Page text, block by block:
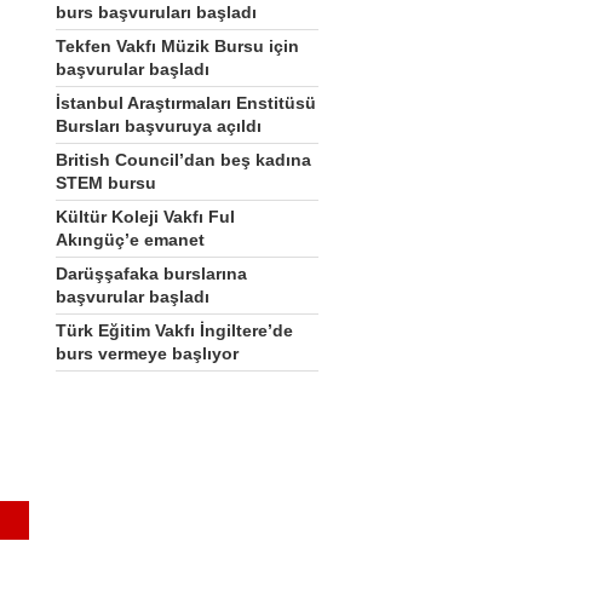
burs başvuruları başladı
Tekfen Vakfı Müzik Bursu için
başvurular başladı
İstanbul Araştırmaları Enstitüsü
Bursları başvuruya açıldı
British Council’dan beş kadına
STEM bursu
Kültür Koleji Vakfı Ful
Akıngüç’e emanet
Darüşşafaka burslarına
başvurular başladı
Türk Eğitim Vakfı İngiltere’de
burs vermeye başlıyor